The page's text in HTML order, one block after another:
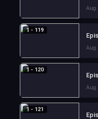
1 - 119
1 - 120
1 - 121